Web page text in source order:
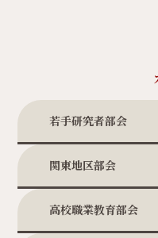
若手研究者部会
関東地区部会
高校職業教育部会